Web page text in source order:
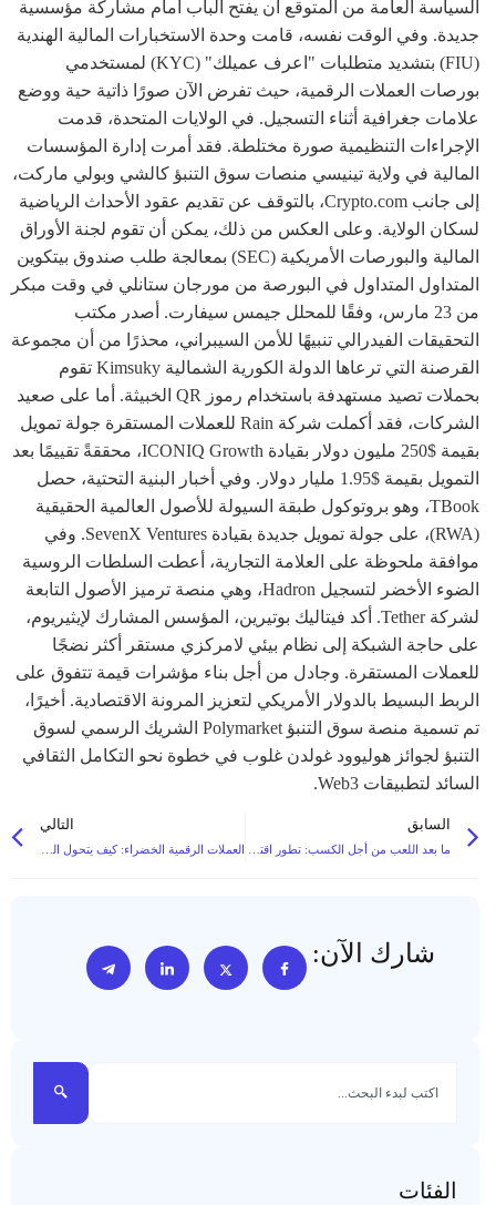
السياسة العامة من المتوقع أن يفتح الباب أمام مشاركة مؤسسية
جديدة. وفي الوقت نفسه، قامت وحدة الاستخبارات المالية الهندية
(FIU) بتشديد متطلبات "اعرف عميلك" (KYC) لمستخدمي
بورصات العملات الرقمية، حيث تفرض الآن صورًا ذاتية حية ووضع
علامات جغرافية أثناء التسجيل. في الولايات المتحدة، قدمت
الإجراءات التنظيمية صورة مختلطة. فقد أمرت إدارة المؤسسات
المالية في ولاية تينيسي منصات سوق التنبؤ كالشي وبولي ماركت،
إلى جانب Crypto.com، بالتوقف عن تقديم عقود الأحداث الرياضية
لسكان الولاية. وعلى العكس من ذلك، يمكن أن تقوم لجنة الأوراق
المالية والبورصات الأمريكية (SEC) بمعالجة طلب صندوق بيتكوين
المتداول المتداول في البورصة من مورجان ستانلي في وقت مبكر
من 23 مارس، وفقًا للمحلل جيمس سيفارت. أصدر مكتب
التحقيقات الفيدرالي تنبيهًا للأمن السيبراني، محذرًا من أن مجموعة
القرصنة التي ترعاها الدولة الكورية الشمالية Kimsuky تقوم
بحملات تصيد مستهدفة باستخدام رموز QR الخبيثة. أما على صعيد
الشركات، فقد أكملت شركة Rain للعملات المستقرة جولة تمويل
بقيمة $250 مليون دولار بقيادة ICONIQ Growth، محققةً تقييمًا بعد
التمويل بقيمة $1.95 مليار دولار. وفي أخبار البنية التحتية، حصل
TBook، وهو بروتوكول طبقة السيولة للأصول العالمية الحقيقية
(RWA)، على جولة تمويل جديدة بقيادة SevenX Ventures. وفي
موافقة ملحوظة على العلامة التجارية، أعطت السلطات الروسية
الضوء الأخضر لتسجيل Hadron، وهي منصة ترميز الأصول التابعة
لشركة Tether. أكد فيتاليك بوتيرين، المؤسس المشارك لإيثيريوم،
على حاجة الشبكة إلى نظام بيئي لامركزي مستقر أكثر نضجًا
للعملات المستقرة. وجادل من أجل بناء مؤشرات قيمة تتفوق على
الربط البسيط بالدولار الأمريكي لتعزيز المرونة الاقتصادية. أخيرًا،
تم تسمية منصة سوق التنبؤ Polymarket الشريك الرسمي لسوق
التنبؤ لجوائز هوليوود غولدن غلوب في خطوة نحو التكامل الثقافي
السائد لتطبيقات Web3.
السابق
ما بعد اللعب من أجل الكسب: تطور اقتصاديات ألعاب الويب3 للألعاب عبر الإنترنت
التالي
العملات الرقمية الخضراء: كيف يتحول التعدين نحو الطاقة المتجددة
شارك الآن:
الفئات